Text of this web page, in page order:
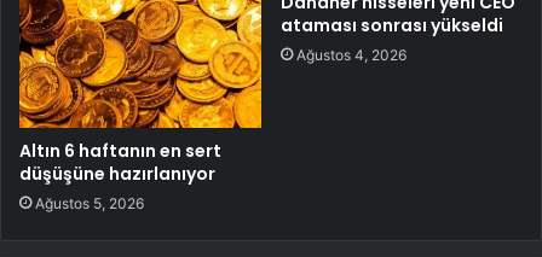
Altın 6 haftanın en sert
düşüşüne hazırlanıyor
Ağustos 5, 2026
ataması sonrası yükseldi
Ağustos 4, 2026